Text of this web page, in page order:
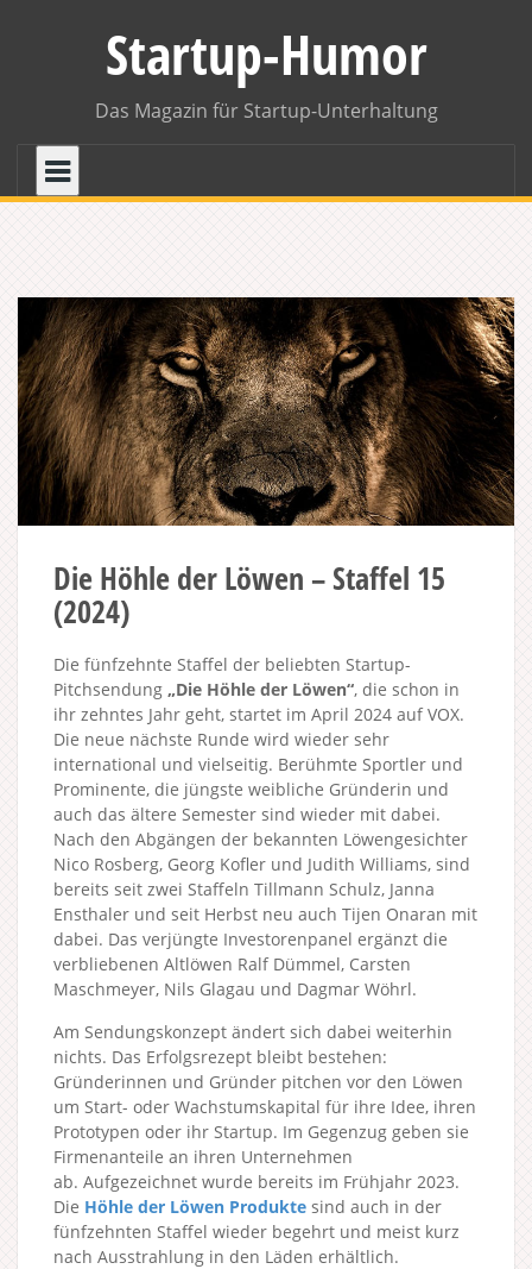
Startup-Humor
Das Magazin für Startup-Unterhaltung
Die Höhle der Löwen – Staffel 15
(2024)
Die fünfzehnte Staffel der beliebten Startup-
Pitchsendung „Die Höhle der Löwen“, die schon in
ihr zehntes Jahr geht, startet im April 2024 auf VOX.
Die neue nächste Runde wird wieder sehr
international und vielseitig. Berühmte Sportler und
Prominente, die jüngste weibliche Gründerin und
auch das ältere Semester sind wieder mit dabei.
Nach den Abgängen der bekannten Löwengesichter
Nico Rosberg, Georg Kofler und Judith Williams, sind
bereits seit zwei Staffeln Tillmann Schulz, Janna
Ensthaler und seit Herbst neu auch Tijen Onaran mit
dabei. Das verjüngte Investorenpanel ergänzt die
verbliebenen Altlöwen Ralf Dümmel, Carsten
Maschmeyer, Nils Glagau und Dagmar Wöhrl.
Am Sendungskonzept ändert sich dabei weiterhin
nichts. Das Erfolgsrezept bleibt bestehen:
Gründerinnen und Gründer pitchen vor den Löwen
um Start- oder Wachstumskapital für ihre Idee, ihren
Prototypen oder ihr Startup. Im Gegenzug geben sie
Firmenanteile an ihren Unternehmen
ab. Aufgezeichnet wurde bereits im Frühjahr 2023.
Die Höhle der Löwen Produkte sind auch in der
fünfzehnten Staffel wieder begehrt und meist kurz
nach Ausstrahlung in den Läden erhältlich.